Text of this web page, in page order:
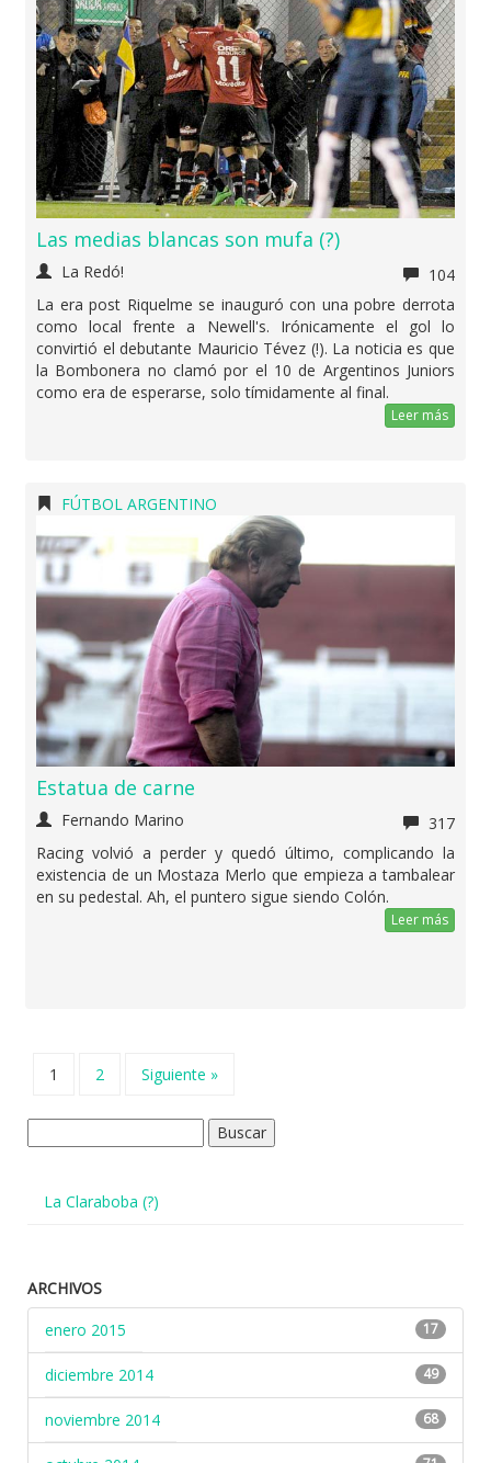
Las medias blancas son mufa (?)
La Redó!
104
La era post Riquelme se inauguró con una pobre derrota
como local frente a Newell's. Irónicamente el gol lo
convirtió el debutante Mauricio Tévez (!). La noticia es que
la Bombonera no clamó por el 10 de Argentinos Juniors
como era de esperarse, solo tímidamente al final.
Leer más
FÚTBOL ARGENTINO
Estatua de carne
Fernando Marino
317
Racing volvió a perder y quedó último, complicando la
existencia de un Mostaza Merlo que empieza a tambalear
en su pedestal. Ah, el puntero sigue siendo Colón.
Leer más
1 2 Siguiente »
La Claraboba (?)
ARCHIVOS
enero 2015
17
diciembre 2014 49
noviembre 2014 68